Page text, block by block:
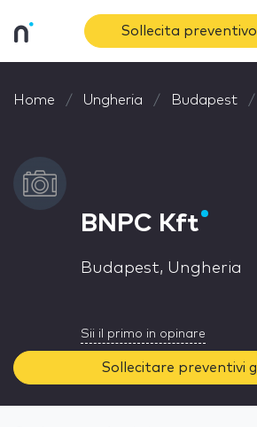
Sollecita preventivo
Home Ungheria Budapest
BNPC Kft
Budapest, Ungheria
Sii il primo in opinare
Sollecitare preventivi